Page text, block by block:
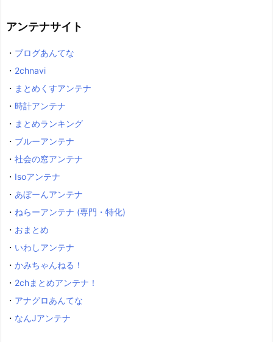
アンテナサイト
・ ブログあんてな
・ 2chnavi
・ まとめくすアンテナ
・ 時計アンテナ
・ まとめランキング
・ ブルーアンテナ
・ 社会の窓アンテナ
・ Isoアンテナ
・ あぼーんアンテナ
・ ねらーアンテナ (専門・特化)
・ おまとめ
・ いわしアンテナ
・ かみちゃんねる！
・ 2chまとめアンテナ！
・ アナグロあんてな
・ なんJアンテナ